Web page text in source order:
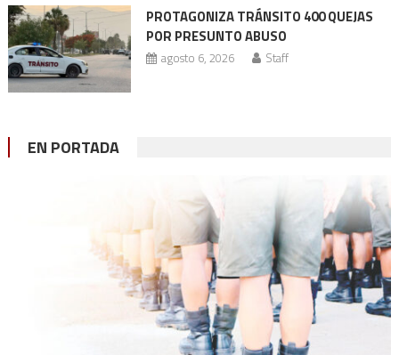
PROTAGONIZA TRÁNSITO 400 QUEJAS
POR PRESUNTO ABUSO
agosto 6, 2026 Staff
EN PORTADA